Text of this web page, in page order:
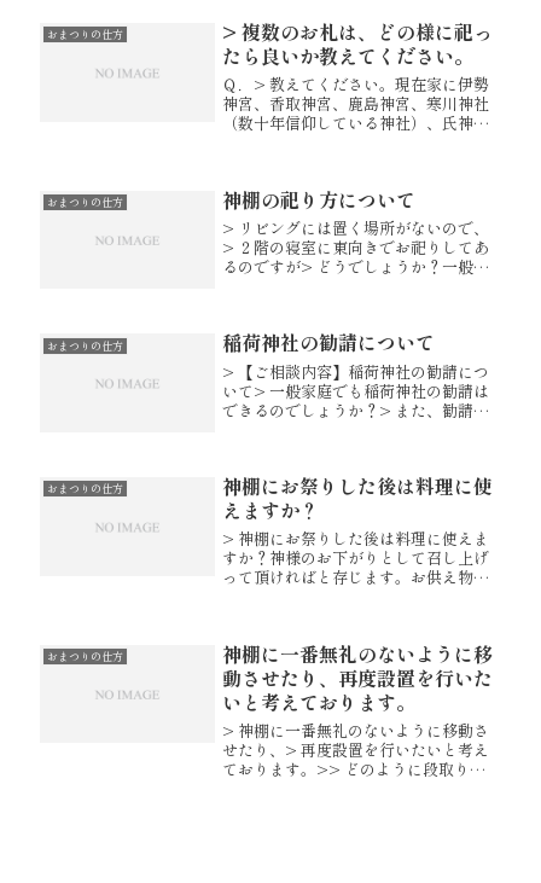
せん・・名前にかからないよ...
おまつりの仕方
> 複数のお札は、どの様に祀っ
たら良いか教えてください。
Ｑ．> 教えてください。現在家に伊勢
神宮、香取神宮、鹿島神宮、寒川神社
（数十年信仰している神社）、氏神が
良いか教えてください。Ａ．3社...
おまつりの仕方 神棚の祀り方について
> リビングには置く場所がないので、
> ２階の寝室に東向きでお祀りしてあ
るのですが> どうでしょうか？一般的
す。住宅環境に合わせてお祀り頂...
おまつりの仕方 稲荷神社の勧請について
> 【ご相談内容】稲荷神社の勧請につ
いて> 一般家庭でも稲荷神社の勧請は
できるのでしょうか？> また、勧請す
れ入りますが、詳細につきまして...
おまつりの仕方
神棚にお祭りした後は料理に使
えますか？
> 神棚にお祭りした後は料理に使えま
すか？神様のお下がりとして召し上げ
って頂ければと存じます。お供え物は
等にお使いいただけます。※但し、お...
おまつりの仕方
神棚に一番無礼のないように移
動させたり、再度設置を行いた
いと考えております。
> 神棚に一番無礼のないように移動さ
せたり、> 再度設置を行いたいと考え
ております。>> どのように段取りを